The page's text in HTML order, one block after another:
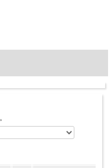
強いものが多く見られます。
け込みにくくなってしまった